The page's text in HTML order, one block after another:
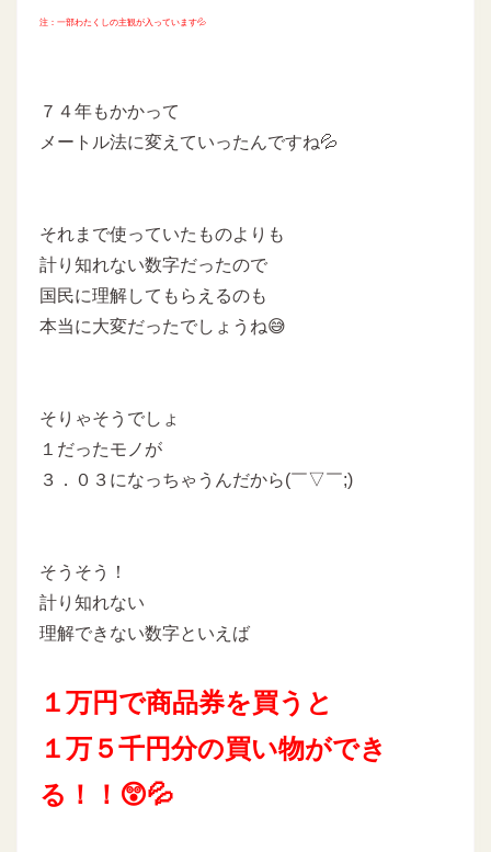
注：一部わたくしの主観が入っています💦
７４年もかかって
メートル法に変えていったんですね💦
それまで使っていたものよりも
計り知れない数字だったので
国民に理解してもらえるのも
本当に大変だったでしょうね😅
そりゃそうでしょ
１だったモノが
３．０３になっちゃうんだから(￣▽￣;)
そうそう！
計り知れない
理解できない数字といえば
１万円で商品券を買うと
１万５千円分の買い物ができ
る！！😲💦